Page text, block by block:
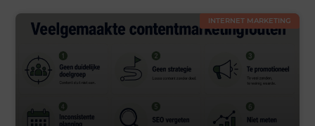
INTERNET MARKETING